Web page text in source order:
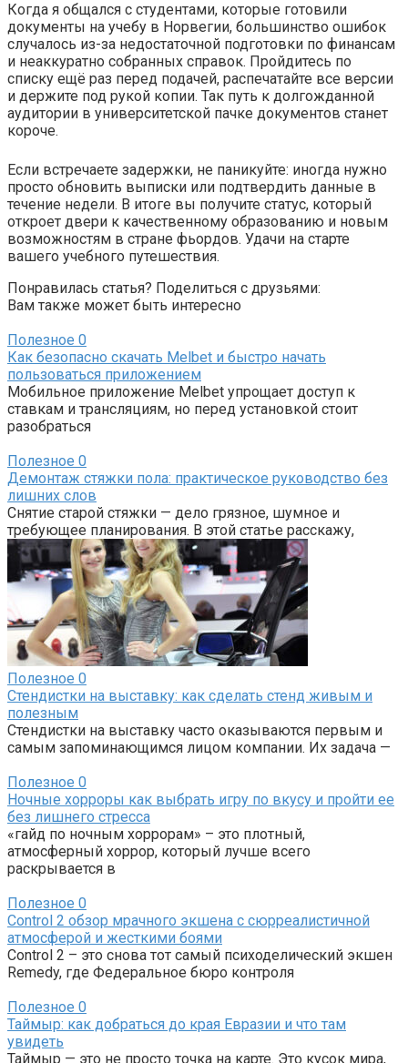
Когда я общался с студентами, которые готовили
документы на учебу в Норвегии, большинство ошибок
случалось из-за недостаточной подготовки по финансам
и неаккуратно собранных справок. Пройдитесь по
списку ещё раз перед подачей, распечатайте все версии
и держите под рукой копии. Так путь к долгожданной
аудитории в университетской пачке документов станет
короче.
Если встречаете задержки, не паникуйте: иногда нужно
просто обновить выписки или подтвердить данные в
течение недели. В итоге вы получите статус, который
откроет двери к качественному образованию и новым
возможностям в стране фьордов. Удачи на старте
вашего учебного путешествия.
Понравилась статья? Поделиться с друзьями:
Вам также может быть интересно
Полезное 0
Как безопасно скачать Melbet и быстро начать
пользоваться приложением
Мобильное приложение Melbet упрощает доступ к
ставкам и трансляциям, но перед установкой стоит
разобраться
Полезное 0
Демонтаж стяжки пола: практическое руководство без
лишних слов
Снятие старой стяжки — дело грязное, шумное и
требующее планирования. В этой статье расскажу,
Полезное 0
Стендистки на выставку: как сделать стенд живым и
полезным
Стендистки на выставку часто оказываются первым и
самым запоминающимся лицом компании. Их задача —
Полезное 0
Ночные хорроры как выбрать игру по вкусу и пройти ее
без лишнего стресса
«гайд по ночным хоррорам» – это плотный,
атмосферный хоррор, который лучше всего
раскрывается в
Полезное 0
Control 2 обзор мрачного экшена с сюрреалистичной
атмосферой и жесткими боями
Control 2 – это снова тот самый психоделический экшен
Remedy, где Федеральное бюро контроля
Полезное 0
Таймыр: как добраться до края Евразии и что там
увидеть
Таймыр — это не просто точка на карте. Это кусок мира,